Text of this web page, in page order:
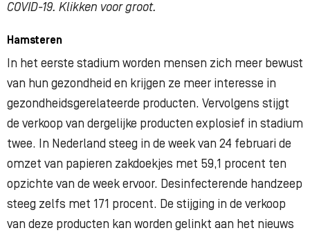
COVID-19. Klikken voor groot.
Hamsteren
In het eerste stadium worden mensen zich meer bewust
van hun gezondheid en krijgen ze meer interesse in
gezondheidsgerelateerde producten. Vervolgens stijgt
de verkoop van dergelijke producten explosief in stadium
twee. In Nederland steeg in de week van 24 februari de
omzet van papieren zakdoekjes met 59,1 procent ten
opzichte van de week ervoor. Desinfecterende handzeep
steeg zelfs met 171 procent. De stijging in de verkoop
van deze producten kan worden gelinkt aan het nieuws